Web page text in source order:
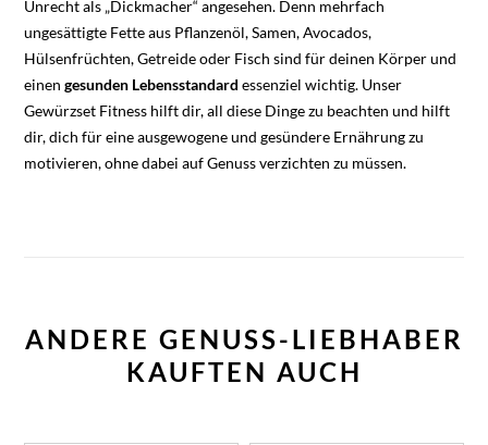
Unrecht als „Dickmacher“ angesehen. Denn mehrfach
ungesättigte Fette aus Pflanzenöl, Samen, Avocados,
Hülsenfrüchten, Getreide oder Fisch sind für deinen Körper und
einengesunden Lebensstandard essenziel wichtig. Unser
Gewürzset Fitness hilft dir, all diese Dinge zu beachten und hilft
dir, dich für eine ausgewogene und gesündere Ernährung zu
motivieren, ohne dabei auf Genuss verzichten zu müssen.
ANDERE GENUSS-LIEBHABER
KAUFTEN AUCH